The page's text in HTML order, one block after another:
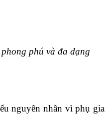
phú và đa dạng
nguyên nhân vì phụ